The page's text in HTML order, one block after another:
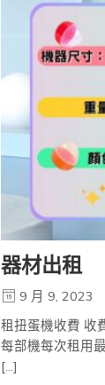
器材出租
9 月 9, 2023
租扭蛋機收費 收
每部機每次租用
[…]